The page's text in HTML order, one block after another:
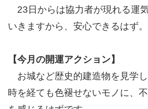
23日からは協力者が現れる運
いきますから、安心できるはず。
【今月の開運アクション】
お城など歴史的建造物を見学
時を経ても色褪せないモノに、